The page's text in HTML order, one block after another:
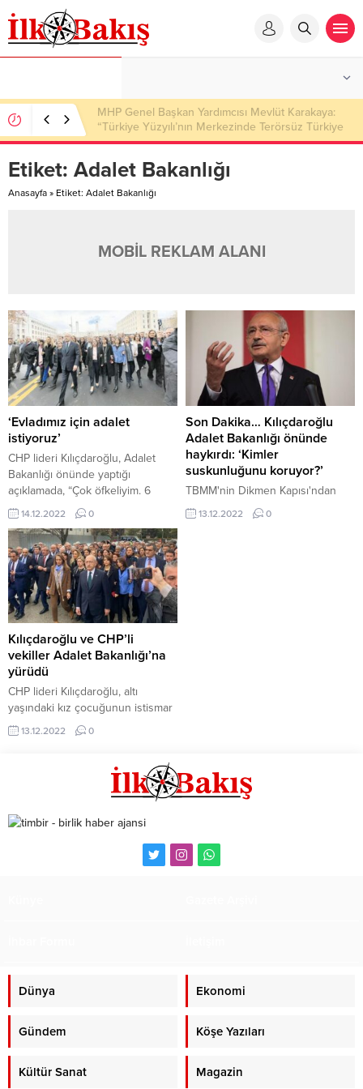
MHP Genel Başkan Yardımcısı Mevlüt Karakaya:
“Türkiye Yüzyılı’nın Merkezinde Terörsüz Türkiye
Hedefi Var”
Etiket: Adalet Bakanlığı
Anasayfa » Etiket: Adalet Bakanlığı
MOBİL REKLAM ALANI
‘Evladımız için adalet
istiyoruz’
CHP lideri Kılıçdaroğlu, Adalet
Bakanlığı önünde yaptığı
açıklamada, “Çok öfkeliyim. 6
yaşındaki bir çocuğa sistematik
tecavüz edildi bu ülkede. Kızımız
için, evlatlarımız için adalet
istiyoruz” dedi.
14.12.2022 0
Son Dakika… Kılıçdaroğlu
Adalet Bakanlığı önünde
haykırdı: ‘Kimler
suskunluğunu koruyor?’
TBMM'nin Dikmen Kapısı'ndan
Adalet Bakanlığı'na doğru
yürüyen CHP lideri Kemal
13.12.2022 0
Kılıçdaroğlu ve CHP’li
vekiller Adalet Bakanlığı’na
yürüdü
CHP lideri Kılıçdaroğlu, altı
yaşındaki kız çocuğunun istismar
edildiği iddialarıyla ilgili olarak
Adalet Bakanlığı önünde açıklama
13.12.2022 0
Dünya Ekonomi
Gündem Köşe Yazıları
Kültür Sanat Magazin